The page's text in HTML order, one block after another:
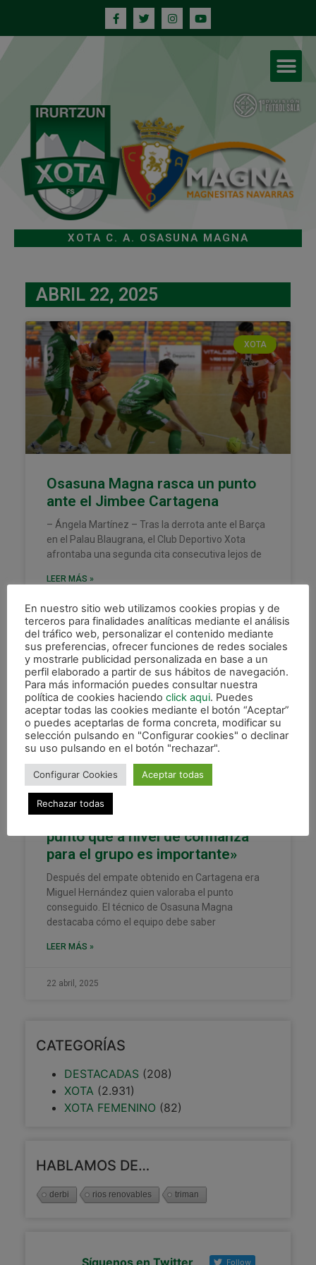
XOTA C. A. OSASUNA MAGNA
ABRIL 22, 2025
XOTA
Osasuna Magna rasca un punto
ante el Jimbee Cartagena
– Ángela Martínez – Tras la derrota ante el Barça
en el Palau Blaugrana, el Club Deportivo Xota
afrontaba una segunda cita consecutiva lejos de
LEER MÁS »
22 abril, 2025
XOTA
Miguel: «Nos vamos con un
punto que a nivel de confianza
para el grupo es importante»
Después del empate obtenido en Cartagena era
Miguel Hernández quien valoraba el punto
conseguido. El técnico de Osasuna Magna
destacaba cómo el equipo debe saber
LEER MÁS »
22 abril, 2025
CATEGORÍAS
DESTACADAS (208)
XOTA(2.931)
XOTA FEMENINO (82)
HABLAMOS DE…
derbi rios renovables triman
Follow
En nuestro sitio web utilizamos cookies propias y de
terceros para finalidades analíticas mediante el análisis
del tráfico web, personalizar el contenido mediante
sus preferencias, ofrecer funciones de redes sociales
y mostrarle publicidad personalizada en base a un
perfil elaborado a partir de sus hábitos de navegación.
Para más información puedes consultar nuestra
política de cookies haciendo click aqui. Puedes
aceptar todas las cookies mediante el botón “Aceptar”
o puedes aceptarlas de forma concreta, modificar su
selección pulsando en "Configurar cookies" o declinar
su uso pulsando en el botón "rechazar".
Configurar Cookies Aceptar todas
Rechazar todas